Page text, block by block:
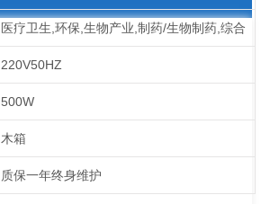
医疗卫生,环保,生物产业,制药/生物制药,综合
220V50HZ
500W
木箱
质保一年终身维护